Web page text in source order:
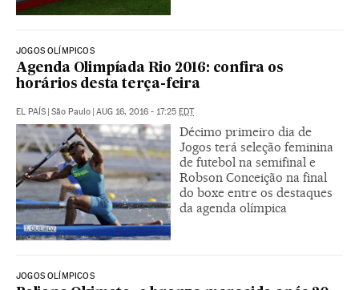
JOGOS OLÍMPICOS
Agenda Olimpíada Rio 2016: confira os
horários desta terça-feira
EL PAÍS | São Paulo | AUG 16, 2016 - 17:25 EDT
Décimo primeiro dia de
Jogos terá seleção feminina
de futebol na semifinal e
Robson Conceição na final
do boxe entre os destaques
da agenda olímpica
JOGOS OLÍMPICOS